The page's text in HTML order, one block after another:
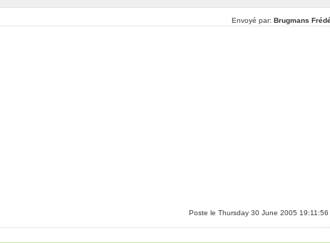
Envoyé par: Brugmans
Poste le Thursday 30 June 2005 19:11:56